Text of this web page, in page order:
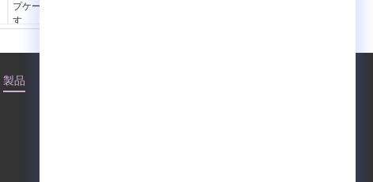
プケーキ型は形成しま
す
製品